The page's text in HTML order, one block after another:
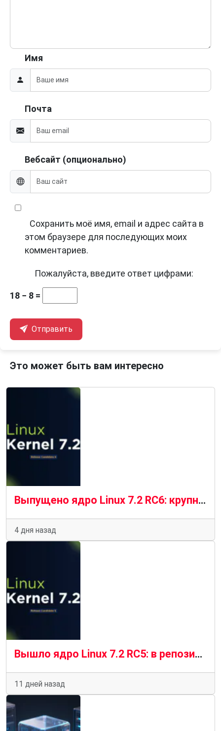
Имя
Почта
Вебсайт (опционально)
Сохранить моё имя, email и адрес сайта в
этом браузере для последующих моих
комментариев.
Пожалуйста, введите ответ цифрами:
18 − 8 =
Отправить
Это может быть вам интересно
Выпущено ядро Linux 7.2 RC6: крупнейшее RC6 за последние годы
4 дня назад
Вышло ядро ​​Linux 7.2 RC5: в репозиторий вошло масштабное обновление.
11 дней назад